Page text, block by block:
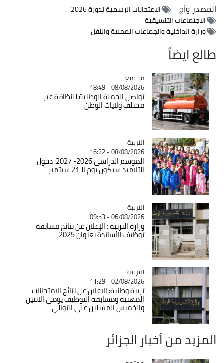
المصدروأج
الامتحانات الرسمية لدورة 2026
الاجتماعات التنسيقية
وزارة الداخلية والجماعات المحلية والنقل
طالع ايضاً
Catégorie
مجتمع
08/08/2026 - 18:49
تواصل الحملة الوطنية للنظافة عبر
مختلف ولايات الوطن
Catégorie
التربية
08/08/2026 - 16:22
الموسم الدراسي 2026- 2027: دخول
التلاميذ سيكون يوم الـ21 سبتمبر
Catégorie
التربية
06/08/2026 - 09:53
وزارة التربية : الإعلان عن نتائج مسابقة
توظيف الأساتذة بعنوان 2025
Catégorie
التربية
02/08/2026 - 11:29
تربية وطنية: الاعلان عن نتائج الامتحانات
المهنية ومسابقة التوظيف يومي الاثنين
والخميس المقبلين على التوالي
المزيد من أخبار الجزائر